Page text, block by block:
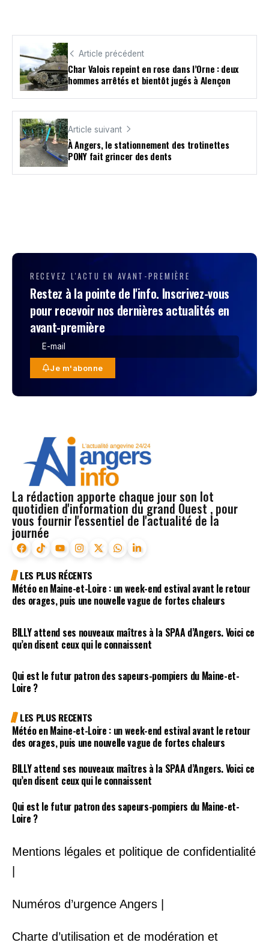
Article précédent
Char Valois repeint en rose dans l’Orne : deux
hommes arrêtés et bientôt jugés à Alençon
Article suivant
À Angers, le stationnement des trotinettes
PONY fait grincer des dents
RECEVEZ L'ACTU EN AVANT-PREMIÈRE
Restez à la pointe de l'info. Inscrivez-vous
pour recevoir nos dernières actualités en
avant-première
Je m'abonne
La rédaction apporte chaque jour son lot
quotidien d'information du grand Ouest , pour
vous fournir l'essentiel de l'actualité de la
journée
LES PLUS RÉCENTS
Météo en Maine-et-Loire : un week-end estival avant le retour
des orages, puis une nouvelle vague de fortes chaleurs
BILLY attend ses nouveaux maîtres à la SPAA d’Angers. Voici ce
qu’en disent ceux qui le connaissent
Qui est le futur patron des sapeurs-pompiers du Maine-et-
Loire ?
LES PLUS RECENTS
Météo en Maine-et-Loire : un week-end estival avant le retour
des orages, puis une nouvelle vague de fortes chaleurs
BILLY attend ses nouveaux maîtres à la SPAA d’Angers. Voici ce
qu’en disent ceux qui le connaissent
Qui est le futur patron des sapeurs-pompiers du Maine-et-
Loire ?
Mentions légales et politique de confidentialité
Numéros d’urgence Angers |
Charte d’utilisation et de modération et